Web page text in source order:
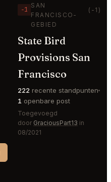
−1
SAN
FRANCISCO-
GEBIED
(-1)
State Bird
Provisions San
Francisco
222 recente standpunten
1 openbare post
Toegevoegd
door GraciousPart13 in
08/2021